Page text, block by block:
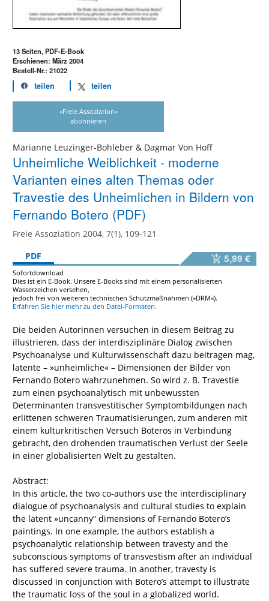
13 Seiten, PDF-E-Book
Erschienen: März 2004
Bestell-Nr.: 21022
teilen teilen
»Freie Assoziation«
abonnieren
Marianne Leuzinger-Bohleber & Dagmar Von Hoff
Unheimliche Weiblichkeit - moderne
Varianten eines alten Themas oder
Travestie des Unheimlichen in Bildern von
Fernando Botero (PDF)
Freie Assoziation 2004, 7(1), 109-121
PDF
5,99 €
Sofortdownload
Dies ist ein E-Book. Unsere E-Books sind mit einem personalisierten
Wasserzeichen versehen,
jedoch frei von weiteren technischen Schutzmaßnahmen (»DRM«).
Erfahren Sie hier mehr zu den Datei-Formaten.
Die beiden Autorinnen versuchen in diesem Beitrag zu
illustrieren, dass der interdisziplinäre Dialog zwischen
Psychoanalyse und Kulturwissenschaft dazu beitragen mag,
latente – »unheimliche« – Dimensionen der Bilder von
Fernando Botero wahrzunehmen. So wird z. B. Travestie
zum einen psychoanalytisch mit unbewussten
Determinanten transvestitischer Symptombildungen nach
erlittenen schweren Traumatisierungen, zum anderen mit
einem kulturkritischen Versuch Boteros in Verbindung
gebracht, den drohenden traumatischen Verlust der Seele
in einer globalisierten Welt zu gestalten.
Abstract:
In this article, the two co-authors use the interdisciplinary
dialogue of psychoanalysis and cultural studies to explain
the latent »uncanny” dimensions of Fernando Botero’s
paintings. In one example, the authors establish a
psychoanalytic relationship between travesty and the
subconscious symptoms of transvestism after an individual
has suffered severe trauma. In another, travesty is
discussed in conjunction with Botero’s attempt to illustrate
the traumatic loss of the soul in a globalized world.